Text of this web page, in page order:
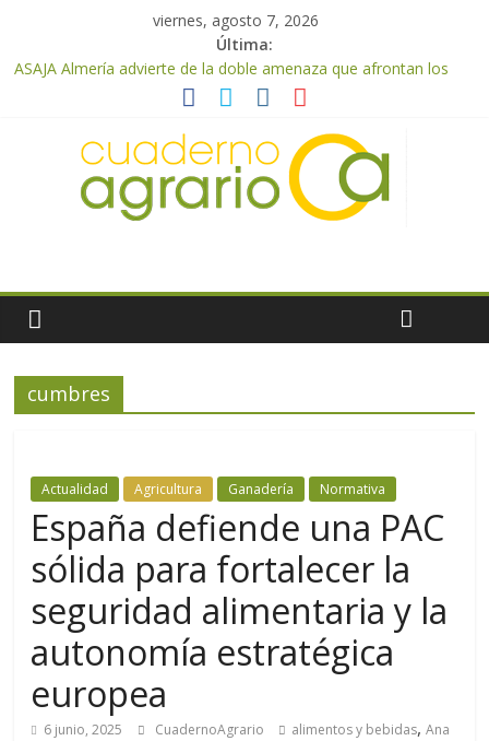
viernes, agosto 7, 2026
Última:
ASAJA Almería advierte de la doble amenaza que afrontan los
cítricos: la clorosis y la caída de los precios
confirman una cosecha desigual marcada por las inclemencias
meteorológicas y la incertidumbre en los precios
El Ministerio de Agricultura, Pesca y Alimentación autoriza el
pago de 85 millones adicionales de ayudas de la PAC de
Cooperativas Agro-alimentarias de Andalucía celebra la
activación del mecanismo de regulación de oferta de aceite de
cumbres
Actualidad Agricultura Ganadería Normativa
España defiende una PAC
sólida para fortalecer la
seguridad alimentaria y la
autonomía estratégica
europea
6 junio, 2025 CuadernoAgrario alimentos y bebidas,Ana